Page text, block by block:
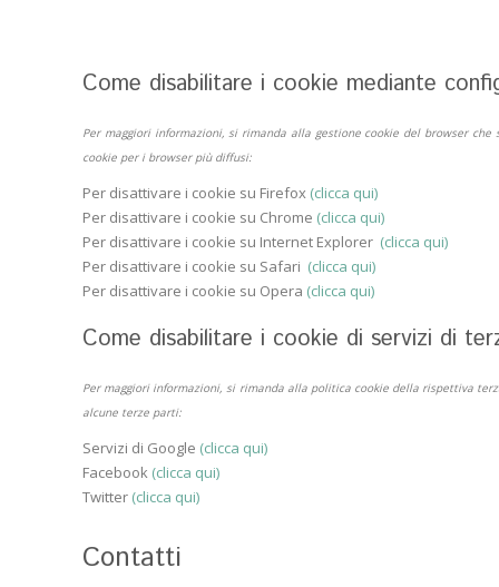
Come disabilitare i cookie mediante
Per maggiori informazioni, si rimanda alla gestione cookie del browser
cookie per i browser più diffusi:
Per disattivare i cookie su Firefox (clicca qui)
Per disattivare i cookie su Chrome (clicca qui)
Per disattivare i cookie su Internet Explorer (clicca qui)
Per disattivare i cookie su Safari (clicca qui)
Per disattivare i cookie su Opera (clicca qui)
Come disabilitare i cookie di servizi di
Per maggiori informazioni, si rimanda alla politica cookie della rispettiva
alcune terze parti:
Servizi di Google (clicca qui)
Facebook (clicca qui)
Twitter (clicca qui)
Contatti